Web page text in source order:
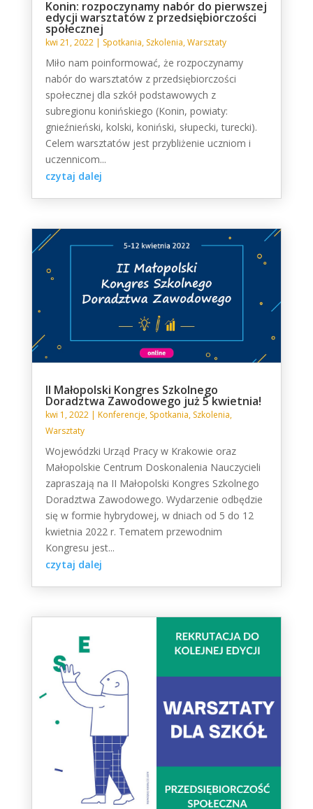
Konin: rozpoczynamy nabór do pierwszej
edycji warsztatów z przedsiębiorczości
społecznej
kwi 21, 2022| Spotkania, Szkolenia,Warsztaty
Miło nam poinformować, że rozpoczynamy
nabór do warsztatów z przedsiębiorczości
społecznej dla szkół podstawowych z
subregionu konińskiego (Konin, powiaty:
gnieźnieński, kolski, koniński, słupecki, turecki).
Celem warsztatów jest przybliżenie uczniom i
uczennicom...
czytaj dalej
II Małopolski Kongres Szkolnego
Doradztwa Zawodowego już 5 kwietnia!
kwi 1, 2022| Konferencje, Spotkania, Szkolenia,
Warsztaty
Wojewódzki Urząd Pracy w Krakowie oraz
Małopolskie Centrum Doskonalenia Nauczycieli
zapraszają na II Małopolski Kongres Szkolnego
Doradztwa Zawodowego. Wydarzenie odbędzie
się w formie hybrydowej, w dniach od 5 do 12
kwietnia 2022 r. Tematem przewodnim
Kongresu jest...
czytaj dalej